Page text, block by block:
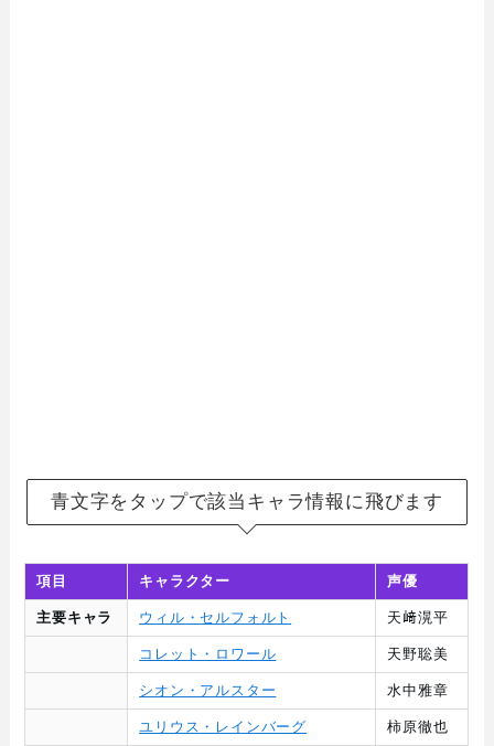
青文字をタップで該当キャラ情報に飛びます
項目 キャラクター 声優
主要キャラ ウィル・セルフォルト 天﨑滉平
コレット・ロワール 天野聡美
シオン・アルスター 水中雅章
ユリウス・レインバーグ 柿原徹也